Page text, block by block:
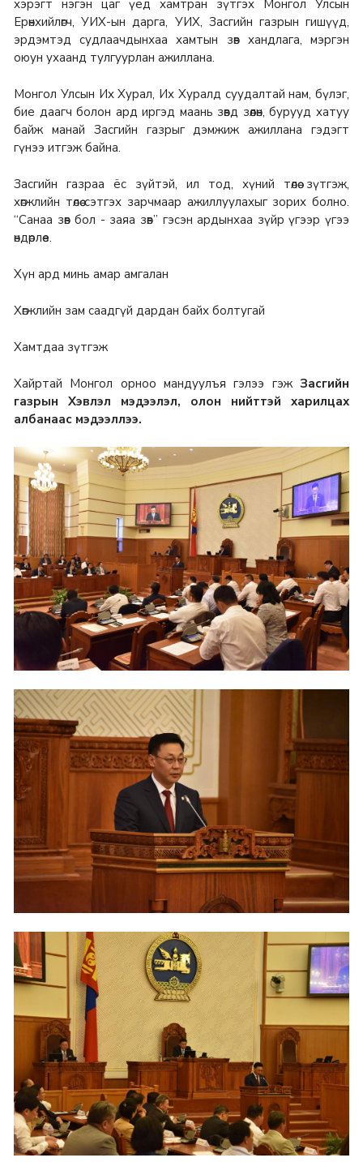
хэрэгт нэгэн цаг үед хамтран зүтгэх Монгол Улсын
Ерөнхийлөгч, УИХ-ын дарга, УИХ, Засгийн газрын гишүүд,
эрдэмтэд судлаачдынхаа хамтын зөв хандлага, мэргэн
оюун ухаанд тулгуурлан ажиллана.
Монгол Улсын Их Хурал, Их Хуралд суудалтай нам, бүлэг,
бие даагч болон ард иргэд маань зөвд зөөлөн, бурууд хатуу
байж манай Засгийн газрыг дэмжиж ажиллана гэдэгт
гүнээ итгэж байна.
Засгийн газраа ёс зүйтэй, ил тод, хүний төлөө зүтгэж,
хөгжлийн төлөө сэтгэх зарчмаар ажиллуулахыг зорих болно.
“Санаа зөв бол - заяа зөв” гэсэн ардынхаа зүйр үгээр үгээ
өндөрлөе.
Хүн ард минь амар амгалан
Хөгжлийн зам саадгүй дардан байх болтугай
Хамтдаа зүтгэж
Хайртай Монгол орноо мандуулъя гэлээ гэж Засгийн
газрын Хэвлэл мэдээлэл, олон нийттэй харилцах
албанаас мэдээллээ.